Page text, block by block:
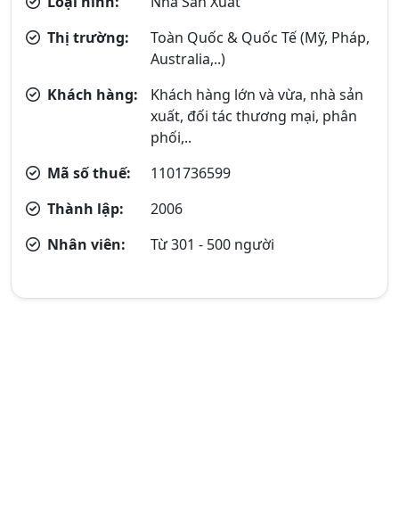
Thị trường:
Toàn Quốc & Quốc Tế (Mỹ, Pháp,
Australia,..)
Khách hàng:
Khách hàng lớn và vừa, nhà sản
xuất, đối tác thương mại, phân
phối,..
Mã số thuế:
1101736599
Thành lập:
2006
Nhân viên:
Từ 301 - 500 người